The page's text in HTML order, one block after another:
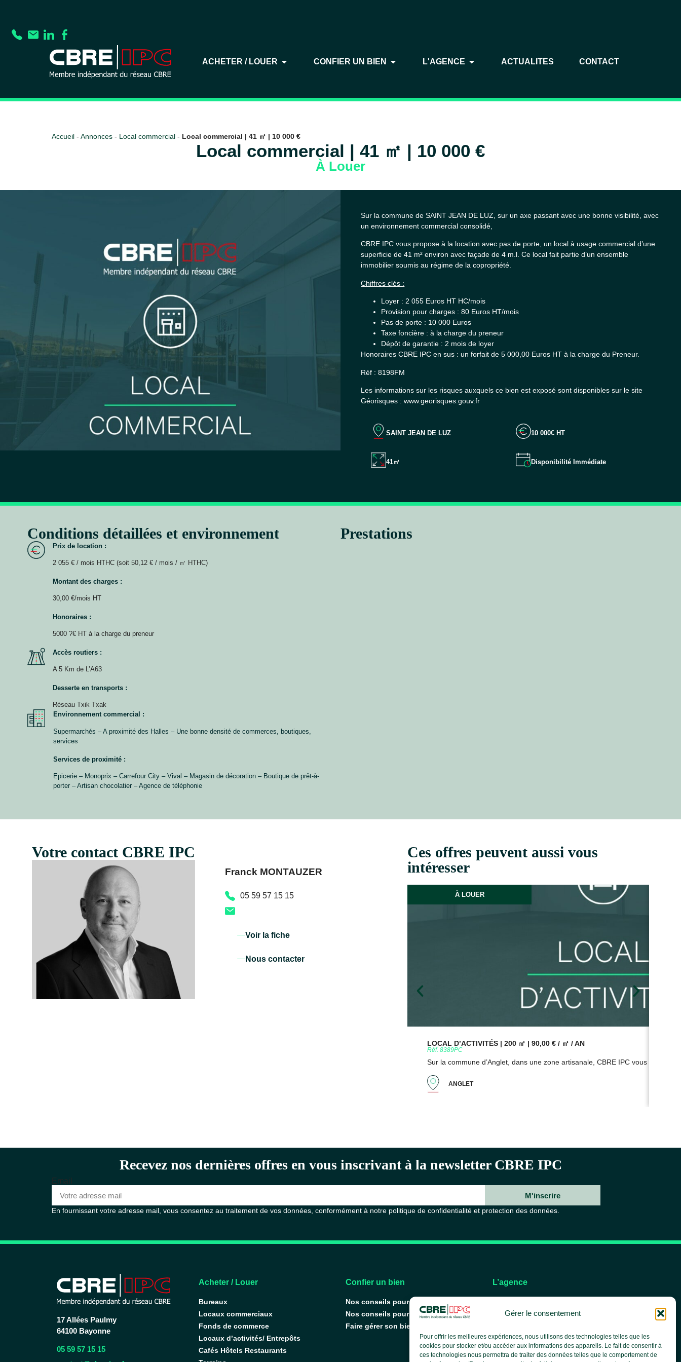
Gérer le consentement
Pour offrir les meilleures expériences, nous utilisons des technologies telles que les
cookies pour stocker et/ou accéder aux informations des appareils. Le fait de consentir à
ces technologies nous permettra de traiter des données telles que le comportement de
ACHETER / LOUER CONFIER UN BIEN L'AGENCE ACTUALITES CONTACT
Accueil - Annonces - Local commercial - Local commercial | 41 ㎡ | 10 000 €
Local commercial | 41 ㎡ | 10 000 €
À Louer
Sur la commune de SAINT JEAN DE LUZ, sur un axe passant avec une bonne visibilité, avec
un environnement commercial consolidé,
CBRE IPC vous propose à la location avec pas de porte, un local à usage commercial d’une
superficie de 41 m² environ avec façade de 4 m.l. Ce local fait partie d’un ensemble
immobilier soumis au régime de la copropriété.
Chiffres clés :
Loyer : 2 055 Euros HT HC/mois
Provision pour charges : 80 Euros HT/mois
Pas de porte : 10 000 Euros
Taxe foncière : à la charge du preneur
Dépôt de garantie : 2 mois de loyer
Honoraires CBRE IPC en sus : un forfait de 5 000,00 Euros HT à la charge du Preneur.
Réf : 8198FM
Les informations sur les risques auxquels ce bien est exposé sont disponibles sur le site
Géorisques : www.georisques.gouv.fr
SAINT JEAN DE LUZ 10 000€ HT
41㎡ Disponibilité Immédiate
Conditions détaillées et environnement
Prix de location :
2 055 € / mois HTHC (soit 50,12 € / mois / ㎡ HTHC)
Montant des charges :
30,00 €/mois HT
Honoraires :
5000 ?€ HT à la charge du preneur
Accès routiers :
A 5 Km de L’A63
Desserte en transports :
Réseau Txik Txak
Environnement commercial :
Supermarchés – A proximité des Halles – Une bonne densité de commerces, boutiques,
services
Services de proximité :
Epicerie – Monoprix – Carrefour City – Vival – Magasin de décoration – Boutique de prêt-à-
porter – Artisan chocolatier – Agence de téléphonie
Prestations
Votre contact CBRE IPC
Franck MONTAUZER
05 59 57 15 15
Voir la fiche
Nous contacter
Ces offres peuvent aussi vous
intéresser
LOCAL D’ACTIVITÉS | 200 ㎡ | 90,00 € / ㎡ / AN
Réf. 8389PC
Sur la commune d’Anglet, dans une zone artisanale, CBRE IPC vous
ANGLET
À LOUER
Recevez nos dernières offres en vous inscrivant à la newsletter CBRE IPC
Email
M'inscrire
En fournissant votre adresse mail, vous consentez au traitement de vos données, conformément à notre politique de confidentialité et protection des données.
17 Allées Paulmy
64100 Bayonne
05 59 57 15 15
Acheter / Louer
Bureaux
Locaux commerciaux
Fonds de commerce
Locaux d’activités/ Entrepôts
Cafés Hôtels Restaurants
Confier un bien
Nos conseils pour vendre
Nos conseils pour louer
Faire gérer son bien
L’agence
Nos services
Le groupe CBRE
Actualités